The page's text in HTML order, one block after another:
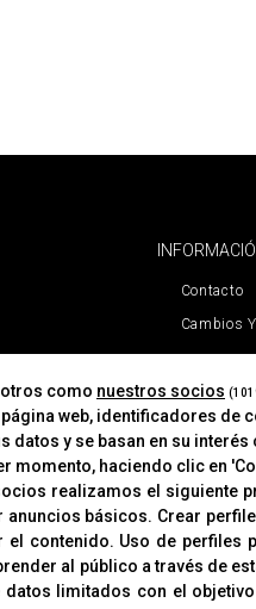
Contacto
Cambios
como nuestros socios
web, identificadores
datos y se basan en su
momento, haciendo clic en
realizamos el siguiente
anuncios básicos. Crear
el contenido. Uso de perfiles
al público a través de
datos limitados con el